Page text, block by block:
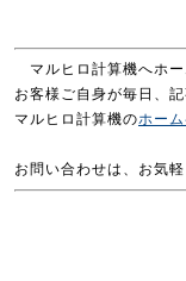
マルヒロ計算機へホ
お客様ご自身が毎日、
マルヒロ計算機のホー
お問い合わせは、お気